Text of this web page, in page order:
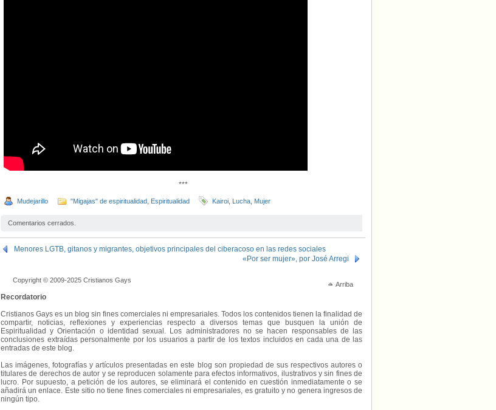
***
Mudejarillo "Migajas" de espiritualidad Espiritualidad Kairoi Lucha Mujer
Comentarios cerrados.
Menores LGTB, gitanos y migrantes, objetivos principales del ciberacoso en las redes sociales
«Por ser mujer», por José Arregi
Arriba
Copyright © 2009-2025 Cristianos Gays
Recordatorio
Cristianos Gays es un blog sin fines comerciales ni empresariales. Todos los contenidos tienen la finalidad de
compartir, noticias, reflexiones y experiencias respecto a diversos temas que busquen la unión de
Espiritualidad y Orientación o identidad sexual. Los administradores no se hacen responsables de las
conclusiones extraídas personalmente por los usuarios a partir de los textos incluidos en cada una de las
entradas de este blog.
Las imágenes, fotografías y artículos presentadas en este blog son propiedad de sus respectivos autores o
titulares de derechos de autor y se reproducen solamente para efectos informativos, ilustrativos y sin fines de
lucro. Por supuesto, a petición de los autores, se eliminará el contenido en cuestión inmediatamente o se
añadirá un enlace. Este sitio no tiene fines comerciales ni empresariales, es gratuito y no genera ingresos de
ningún tipo.